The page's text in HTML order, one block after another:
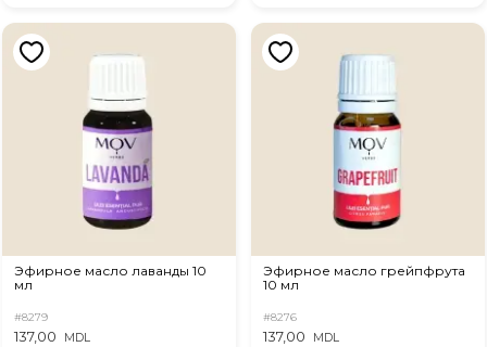
Эфирное масло лаванды 10
мл
#8279
137,00 MDL
Эфирное масло грейпфрута
10 мл
#8276
137,00 MDL